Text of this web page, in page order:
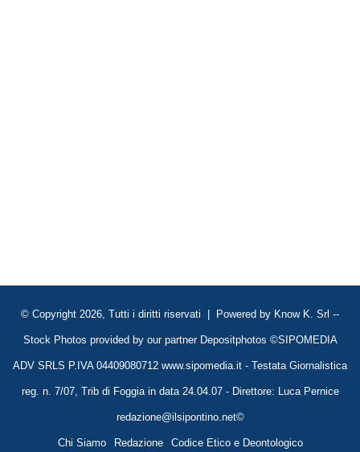
© Copyright 2026, Tutti i diritti riservati | Powered by Know K. Srl --
Stock Photos provided by our partner Depositphotos ©SIPOMEDIA
ADV SRLS P.IVA 04409080712 www.sipomedia.it - Testata Giornalistica
reg. n. 7/07, Trib di Foggia in data 24.04.07 - Direttore: Luca Pernice
redazione@ilsipontino.net©
Chi Siamo Redazione Codice Etico e Deontologico